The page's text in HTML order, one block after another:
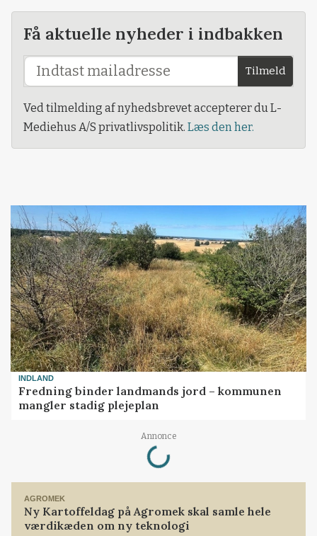
Få aktuelle nyheder i indbakken
Tilmeld
Ved tilmelding af nyhedsbrevet accepterer du L-
Mediehus A/S privatlivspolitik. Læs den her.
INDLAND
Fredning binder landmands jord – kommunen
mangler stadig plejeplan
Annonce
Loading...
AGROMEK
Ny Kartoffeldag på Agromek skal samle hele
værdikæden om ny teknologi